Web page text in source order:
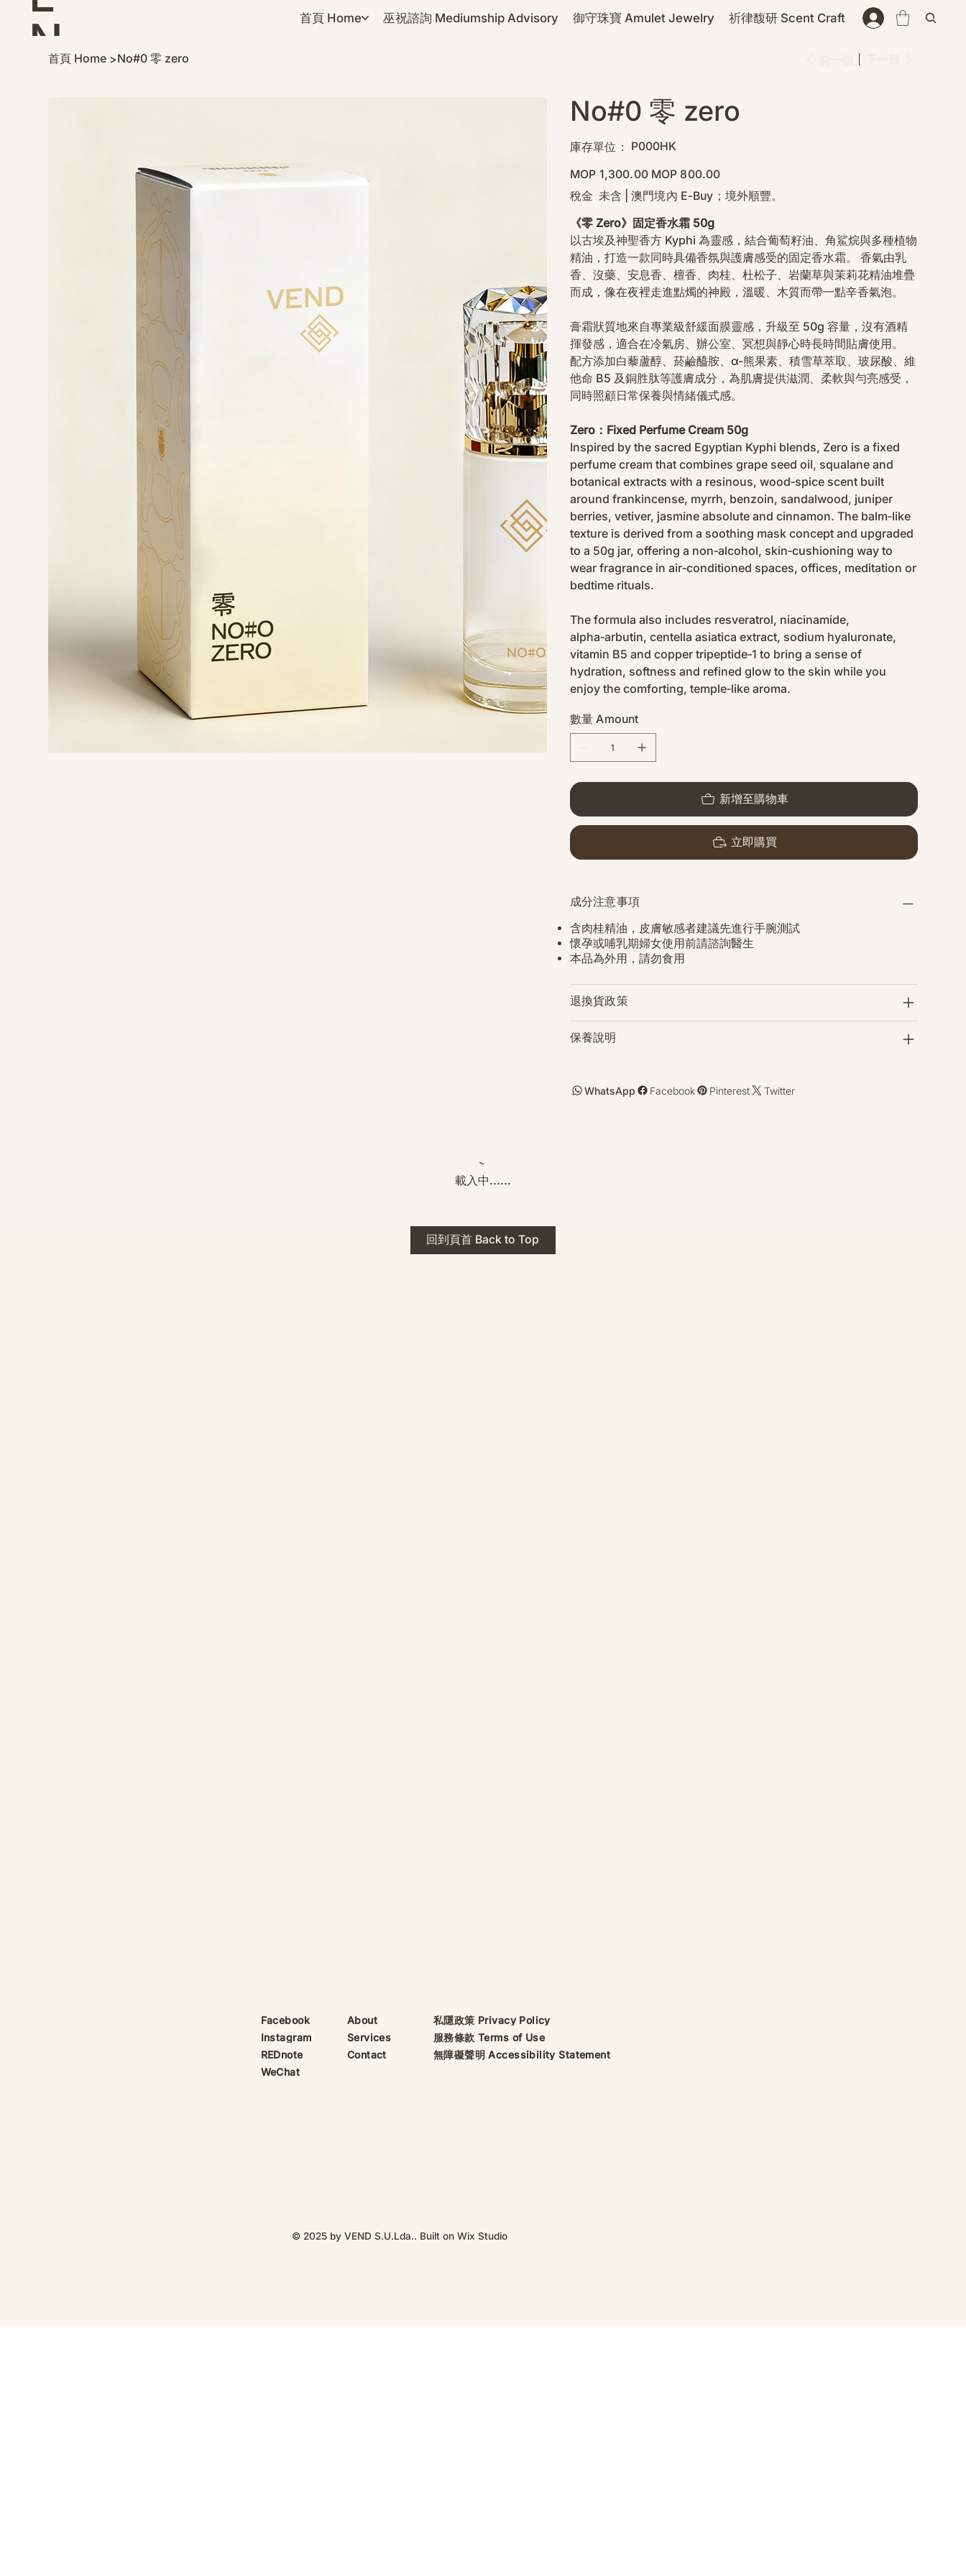
N
首頁 Home 巫祝諮詢 Mediumship Advisory 御守珠寶 Amulet Jewelry 祈律馥研 Scent Craft
首頁 Home >No#0 零 zero
No#0 零 zero
庫存單位：
SKU
P000HK
P000HK
原
始
價
格
MOP 1,300.00 促
銷
價
格
MOP 800.00
稅金 未含
澳門境內 E-Buy；境外順豐。
《零 Zero》固定香水霜 50g
以古埃及神聖香方 Kyphi 為靈感，結合葡萄籽油、角鯊烷與多種植物
精油，打造一款同時具備香氛與護膚感受的固定香水霜。 香氣由乳
香、沒藥、安息香、檀香、肉桂、杜松子、岩蘭草與茉莉花精油堆疊
而成，像在夜裡走進點燭的神殿，溫暖、木質而帶一點辛香氣泡。
膏霜狀質地來自專業級舒緩面膜靈感，升級至 50g 容量，沒有酒精
揮發感，適合在冷氣房、辦公室、冥想與靜心時長時間貼膚使用。
配方添加白藜蘆醇、菸鹼醯胺、α-熊果素、積雪草萃取、玻尿酸、維
他命 B5 及銅胜肽等護膚成分，為肌膚提供滋潤、柔軟與勻亮感受，
同時照顧日常保養與情緒儀式感。
Zero：Fixed Perfume Cream 50g
Inspired by the sacred Egyptian Kyphi blends, Zero is a fixed
perfume cream that combines grape seed oil, squalane and
botanical extracts with a resinous, wood‑spice scent built
around frankincense, myrrh, benzoin, sandalwood, juniper
berries, vetiver, jasmine absolute and cinnamon. The balm‑like
texture is derived from a soothing mask concept and upgraded
to a 50g jar, offering a non‑alcohol, skin‑cushioning way to
wear fragrance in air‑conditioned spaces, offices, meditation or
bedtime rituals.
The formula also includes resveratrol, niacinamide,
alpha‑arbutin, centella asiatica extract, sodium hyaluronate,
vitamin B5 and copper tripeptide‑1 to bring a sense of
hydration, softness and refined glow to the skin while you
enjoy the comforting, temple‑like aroma.
數量 Amount
新增至購物車
立即購買
成分注意事項
含肉桂精油，皮膚敏感者建議先進行手腕測試
懷孕或哺乳期婦女使用前請諮詢醫生
本品為外用，請勿食用
退換貨政策
保養說明
Facebook
WhatsApp Twitter
Pinterest
載入中......
Facebook
Instagram
REDnote
WeChat
About
Services
Contact
私隱政策 Privacy Policy
服務條款 Terms of Use
無障礙聲明 Accessibility Statement
© 2025 by VEND S.U.Lda.. Built onWix Studio
回到頁首 Back to Top